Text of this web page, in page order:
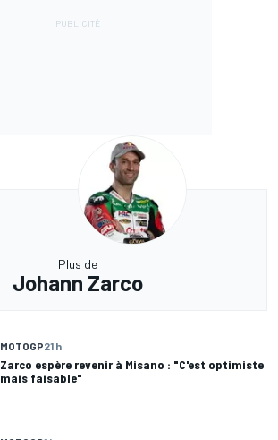
Plus de
Johann Zarco
MOTOGP21 h
Zarco espère revenir à Misano : "C'est optimiste
mais faisable"